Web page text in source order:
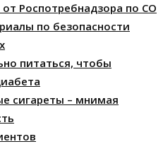
Роспотребнадзора по СО
по безопасности
питаться, чтобы
сигареты – мнимая